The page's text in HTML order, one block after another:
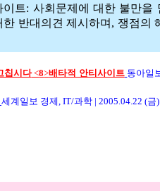
트: 사회문제에 대한 불만을
반대의견 제시하며, 쟁점의
칩시다<8>배타적 안티사이트 동아일
세계일보 경제, IT/과학 | 2005.04.22 (금